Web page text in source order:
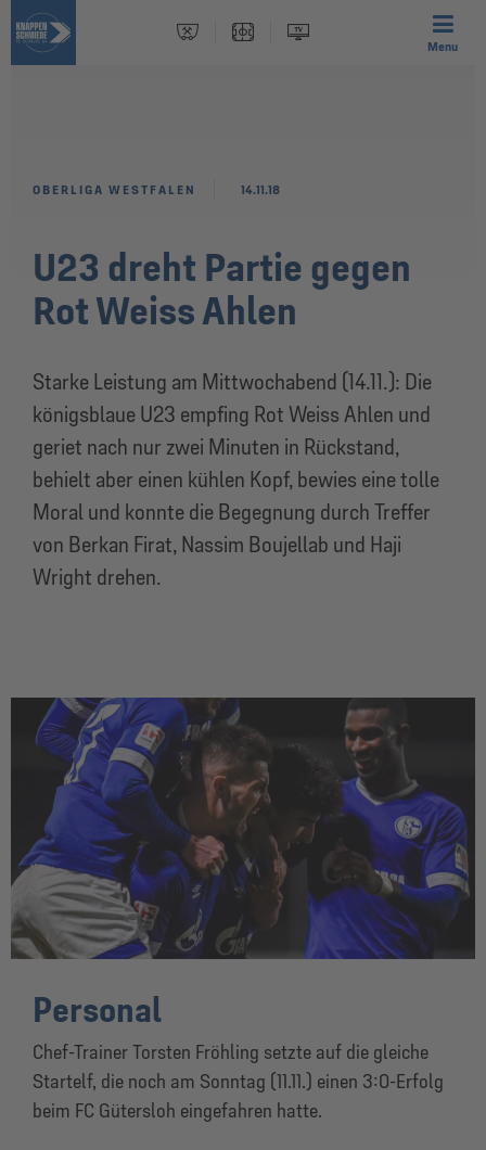
Menu
U23 dreht Partie gegen
Rot Weiss Ahlen
Starke Leistung am Mittwochabend (14.11.): Die
königsblaue U23 empfing Rot Weiss Ahlen und
geriet nach nur zwei Minuten in Rückstand,
behielt aber einen kühlen Kopf, bewies eine tolle
Moral und konnte die Begegnung durch Treffer
von Berkan Firat, Nassim Boujellab und Haji
Wright drehen.
OBERLIGA WESTFALEN 14.11.18
Personal
Chef-Trainer Torsten Fröhling setzte auf die gleiche
Startelf, die noch am Sonntag (11.11.) einen 3:0-Erfolg
beim FC Gütersloh eingefahren hatte.